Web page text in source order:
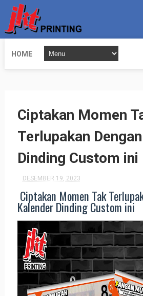
HOME
Ciptakan Momen
Terlupakan
Dinding Custom ini
DESEMBER 19, 2023
Ciptakan Momen Tak
Kalender Dinding Custom ini